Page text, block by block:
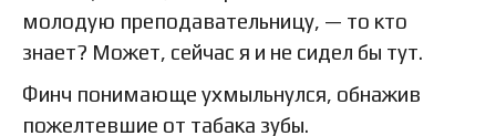
молодую преподавательницу, — то кто
знает? Может, сейчас я и не сидел бы тут.
Финч понимающе ухмыльнулся, обнажив
пожелтевшие от табака зубы.